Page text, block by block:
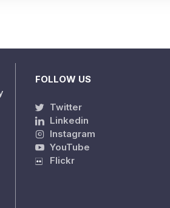
FOLLOW US
Twitter
Linkedin
Instagram
YouTube
Flickr